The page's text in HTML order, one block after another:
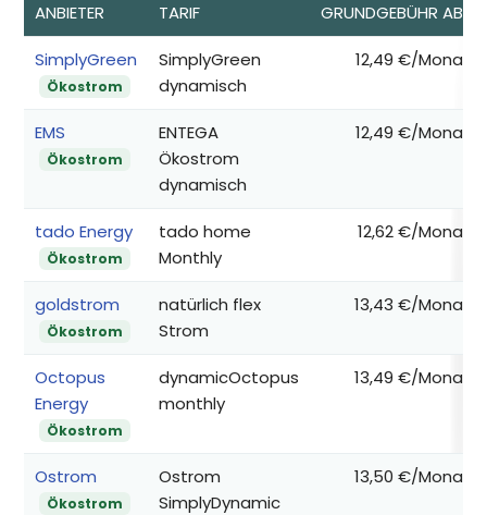
ANBIETER TARIF GRUNDGEBÜHR AB*
SimplyGreen
Ökostrom
SimplyGreen
dynamisch
12,49 €/Monat
EMS
Ökostrom
ENTEGA
Ökostrom
dynamisch
12,49 €/Monat
tado Energy
Ökostrom
tado home
Monthly
12,62 €/Monat
goldstrom
Ökostrom
natürlich flex
Strom
13,43 €/Monat
Octopus
Energy
Ökostrom
dynamicOctopus
monthly
13,49 €/Monat
Ostrom
Ökostrom
Ostrom
SimplyDynamic
13,50 €/Monat